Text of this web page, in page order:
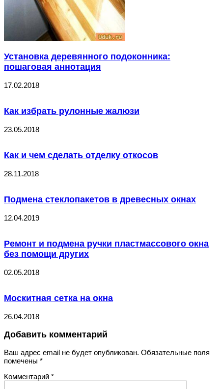
Установка деревянного подоконника:
пошаговая аннотация
17.02.2018
Как избрать рулонные жалюзи
23.05.2018
Как и чем сделать отделку откосов
28.11.2018
Подмена стеклопакетов в древесных окнах
12.04.2019
Ремонт и подмена ручки пластмассового окна
без помощи других
02.05.2018
Москитная сетка на окна
26.04.2018
Добавить комментарий
Ваш адрес email не будет опубликован. Обязательные поля
помечены *
Комментарий *